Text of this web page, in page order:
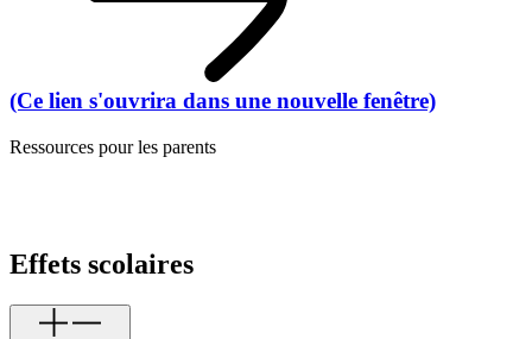
(Ce lien s'ouvrira dans une nouvelle fenêtre)
Ressources pour les parents
Effets scolaires